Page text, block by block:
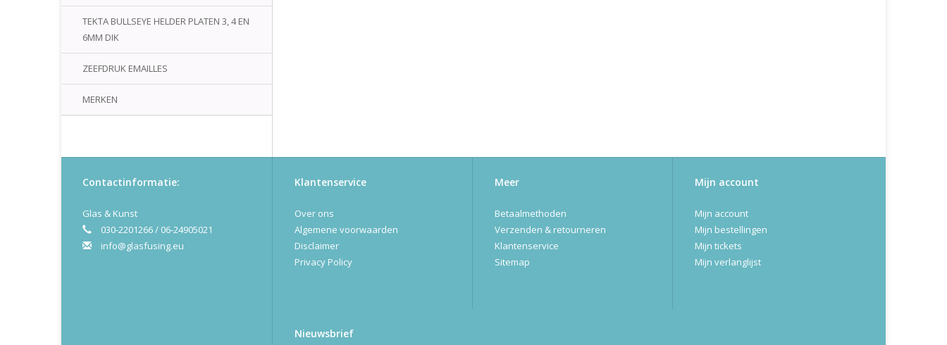
TEKTA BULLSEYE HELDER PLATEN 3, 4 EN
6MM DIK
ZEEFDRUK EMAILLES
MERKEN
Contactinformatie:
Glas & Kunst
030-2201266 / 06-24905021
info@glasfusing.eu
Klantenservice
Over ons
Algemene voorwaarden
Disclaimer
Privacy Policy
Meer
Betaalmethoden
Verzenden & retourneren
Klantenservice
Sitemap
Mijn account
Mijn account
Mijn bestellingen
Mijn tickets
Mijn verlanglijst
Nieuwsbrief